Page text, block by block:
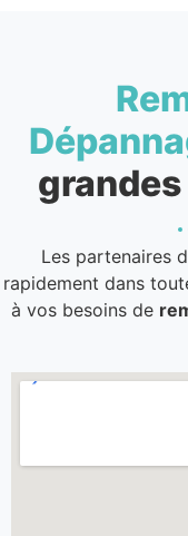
Les partenaires
rapidement dans
à vos besoins de